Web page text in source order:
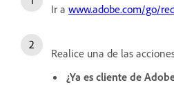
Ir a www.adobe.com/go/
Realice una de las
¿Ya es cliente de